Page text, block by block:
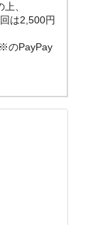
、
は2,500円
のPayPay